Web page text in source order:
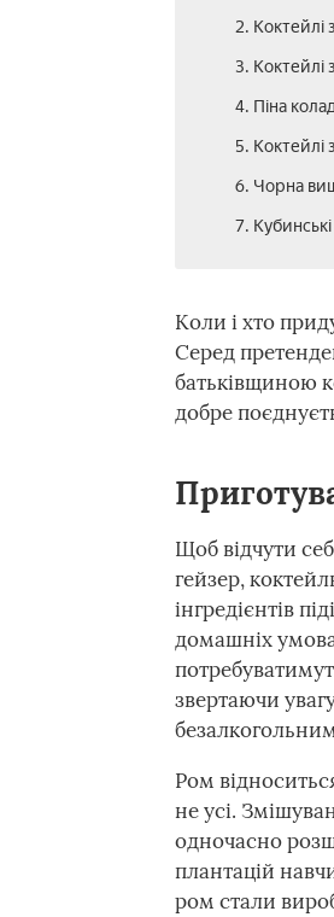
2.
3. Коктейлі
4. Піна
5.
6. Чорна
7.
Коли і хто
Серед
батьківщиною
добре
Щоб відчути
гейзер,
інгредієнтів
домашніх
звертаючи
Ром
не усі.
одночасно
плантацій
ром стали